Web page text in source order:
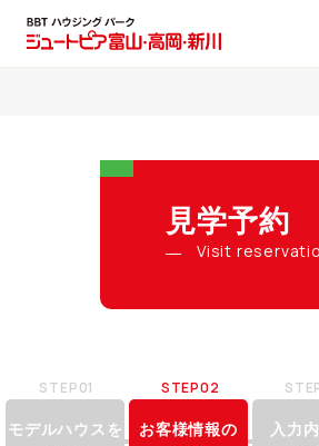
見学予約
Visit
STEP01
モデルハウスを
STEP02
お客様情報の
入力